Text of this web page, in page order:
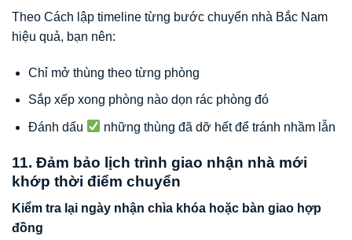
Theo Cách lập timeline từng bước chuyển nhà Bắc Nam
hiệu quả, bạn nên:
Chỉ mở thùng theo từng phòng
Sắp xếp xong phòng nào dọn rác phòng đó
Đánh dấu những thùng đã dỡ hết để tránh nhầm lẫn
11. Đảm bảo lịch trình giao nhận nhà mới
khớp thời điểm chuyển
Kiểm tra lại ngày nhận chìa khóa hoặc bàn giao hợp
đồng